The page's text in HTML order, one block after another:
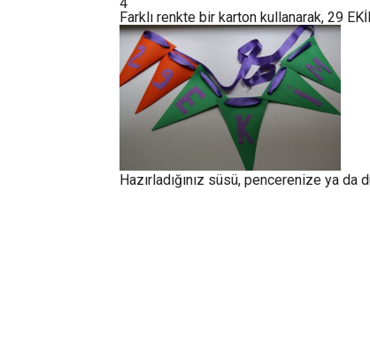
Farklı renkte bir karton kullanarak, 29
Hazırladığınız süsü, pencerenize ya da